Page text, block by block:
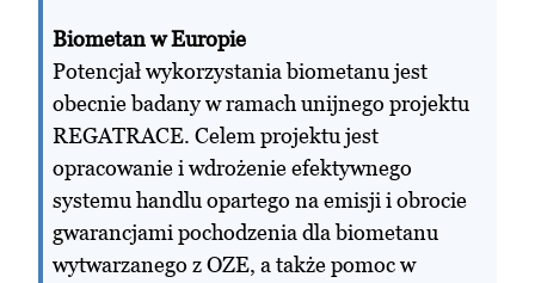
Biometan w Europie
Potencjał wykorzystania biometanu jest
obecnie badany w ramach unijnego projektu
REGATRACE. Celem projektu jest
opracowanie i wdrożenie efektywnego
systemu handlu opartego na emisji i obrocie
gwarancjami pochodzenia dla biometanu
wytwarzanego z OZE, a także pomoc w